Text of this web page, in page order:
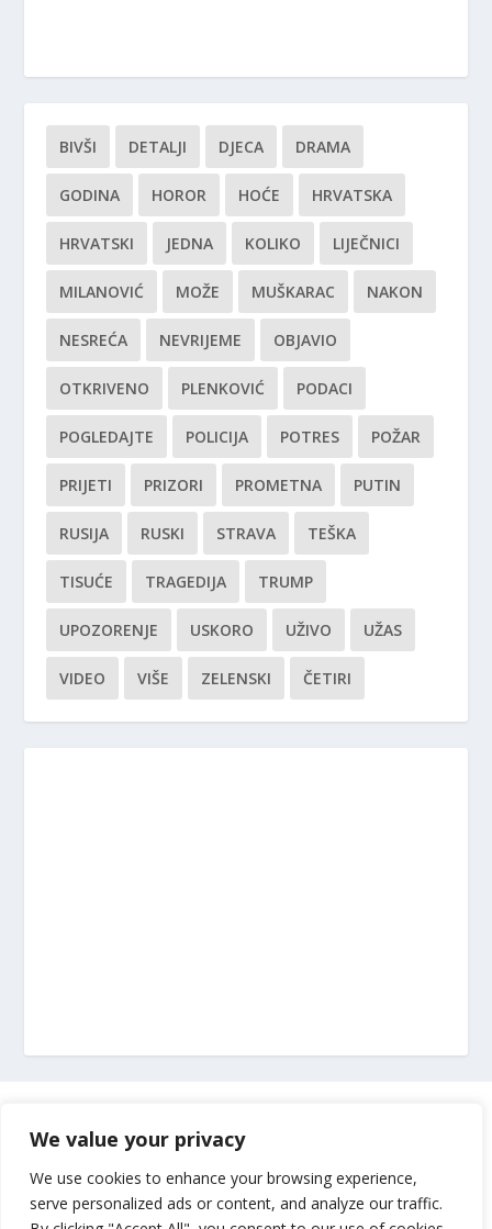
We value your privacy
We use cookies to enhance your browsing experience,
serve personalized ads or content, and analyze our traffic.
BIVŠI DETALJI DJECA DRAMA
GODINA HOROR HOĆE HRVATSKA
HRVATSKI JEDNA KOLIKO LIJEČNICI
MILANOVIĆ MOŽE MUŠKARAC NAKON
NESREĆA NEVRIJEME OBJAVIO
OTKRIVENO PLENKOVIĆ PODACI
POGLEDAJTE POLICIJA POTRES POŽAR
PRIJETI PRIZORI PROMETNA PUTIN
RUSIJA RUSKI STRAVA TEŠKA
TISUĆE TRAGEDIJA TRUMP
UPOZORENJE USKORO UŽIVO UŽAS
VIDEO VIŠE ZELENSKI ČETIRI
Impressum